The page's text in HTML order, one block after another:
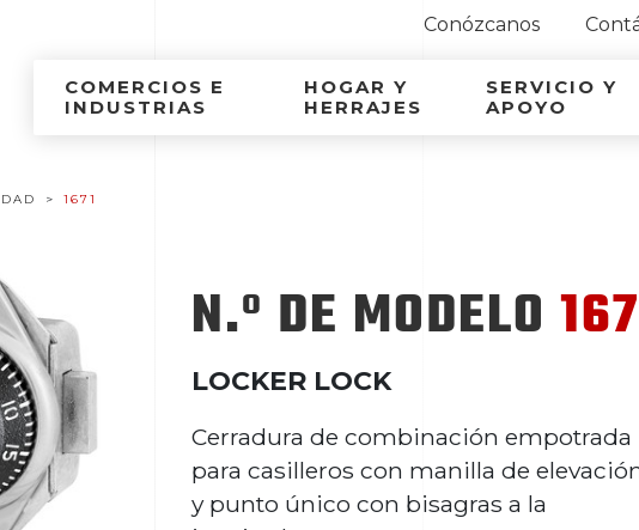
Conózcanos
COMERCIOS E
INDUSTRIAS
HOGAR Y
HERRAJES
SERVICIO Y
APOYO
1671
N.º DE MODELO
LOCKER LOCK
Cerradura de combinación empotrada
para casilleros con manilla de
y punto único con bisagras a la